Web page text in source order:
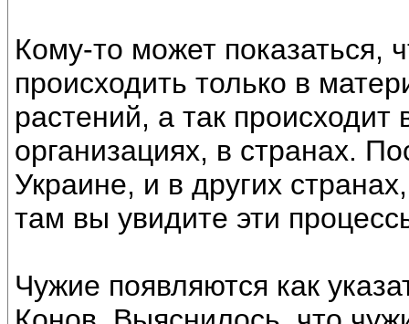
Кому-то может показаться,
происходить только в
растений, а так происходит
организациях, в странах.
Украине, и в других
там вы увидите эти
Чужие появляются как